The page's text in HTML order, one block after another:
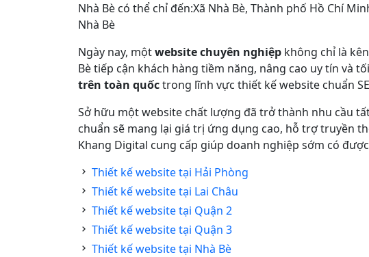
Nhà Bè có thể chỉ đến:Xã Nhà Bè, Thành phố Hồ Chí
Nhà Bè
Ngày nay, mộtwebsite chuyên nghiệp không chỉ là
Bè tiếp cận khách hàng tiềm năng, nâng cao uy tín và
trên toàn quốctrong lĩnh vực thiết kế website chuẩn
Sở hữu một website chất lượng đã trở thành nhu cầu
chuẩn sẽ mang lại giá trị ứng dụng cao, hỗ trợ truyền
Khang Digital cung cấp giúp doanh nghiệp sớm có
Thiết kế website tại Hải Phòng
Thiết kế website tại Lai Châu
Thiết kế website tại Quận 2
Thiết kế website tại Quận 3
Thiết kế website tại Nhà Bè